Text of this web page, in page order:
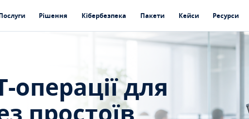
Рішення Кібербезпека Пакети Кейси Ресурси
операції для